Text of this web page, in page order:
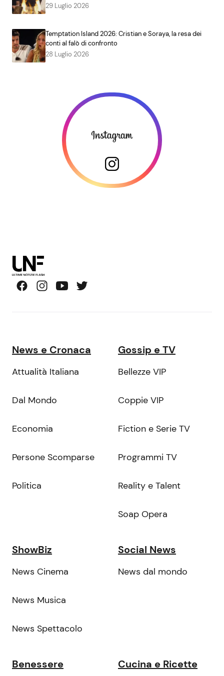
29 Luglio 2026
Temptation Island 2026: Cristian e Soraya, la resa dei
conti al falò di confronto
28 Luglio 2026
News e Cronaca
Attualità Italiana
Dal Mondo
Economia
Persone Scomparse
Politica
Gossip e TV
Bellezze VIP
Coppie VIP
Fiction e Serie TV
Programmi TV
Reality e Talent
Soap Opera
ShowBiz
News Cinema
News Musica
News Spettacolo
Social News
News dal mondo
Benessere Cucina e Ricette